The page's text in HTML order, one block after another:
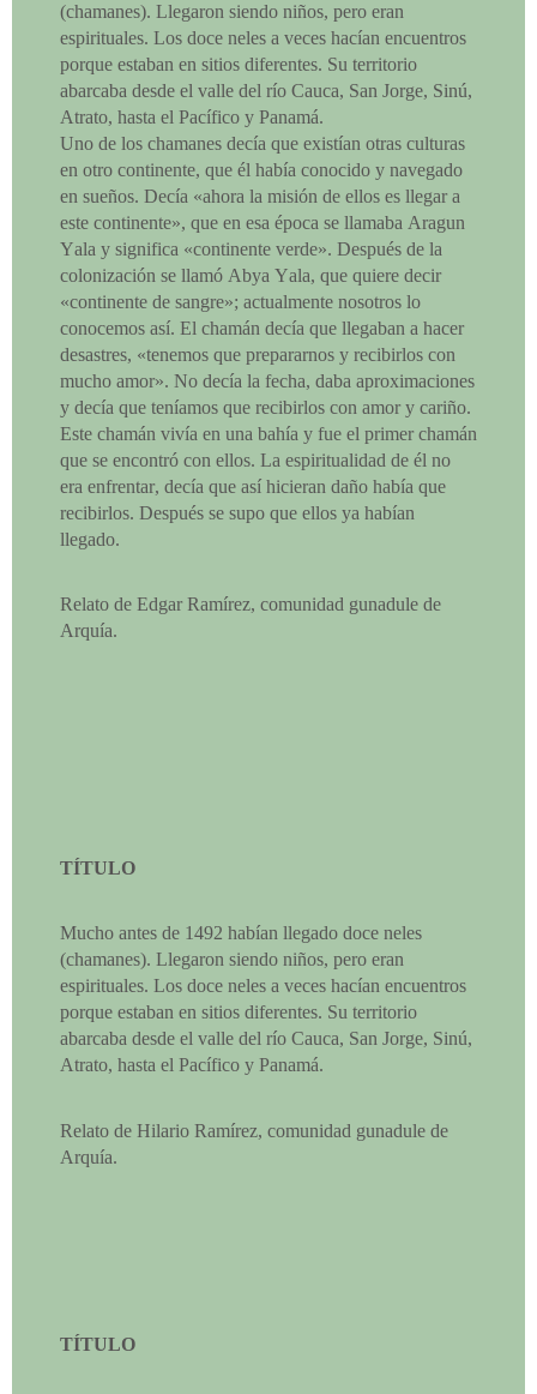
(chamanes). Llegaron siendo niños, pero eran
espirituales. Los doce neles a veces hacían encuentros
porque estaban en sitios diferentes. Su territorio
abarcaba desde el valle del río Cauca, San Jorge, Sinú,
Atrato, hasta el Pacífico y Panamá.
Uno de los chamanes decía que existían otras culturas
en otro continente, que él había conocido y navegado
en sueños. Decía «ahora la misión de ellos es llegar a
este continente», que en esa época se llamaba Aragun
Yala y significa «continente verde». Después de la
colonización se llamó Abya Yala, que quiere decir
«continente de sangre»; actualmente nosotros lo
conocemos así. El chamán decía que llegaban a hacer
desastres, «tenemos que prepararnos y recibirlos con
mucho amor». No decía la fecha, daba aproximaciones
y decía que teníamos que recibirlos con amor y cariño.
Este chamán vivía en una bahía y fue el primer chamán
que se encontró con ellos. La espiritualidad de él no
era enfrentar, decía que así hicieran daño había que
recibirlos. Después se supo que ellos ya habían
llegado.
Relato de Edgar Ramírez, comunidad gunadule de
Arquía.
TÍTULO
Mucho antes de 1492 habían llegado doce neles
(chamanes). Llegaron siendo niños, pero eran
espirituales. Los doce neles a veces hacían encuentros
porque estaban en sitios diferentes. Su territorio
abarcaba desde el valle del río Cauca, San Jorge, Sinú,
Atrato, hasta el Pacífico y Panamá.
Relato de Hilario Ramírez, comunidad gunadule de
Arquía.
TÍTULO